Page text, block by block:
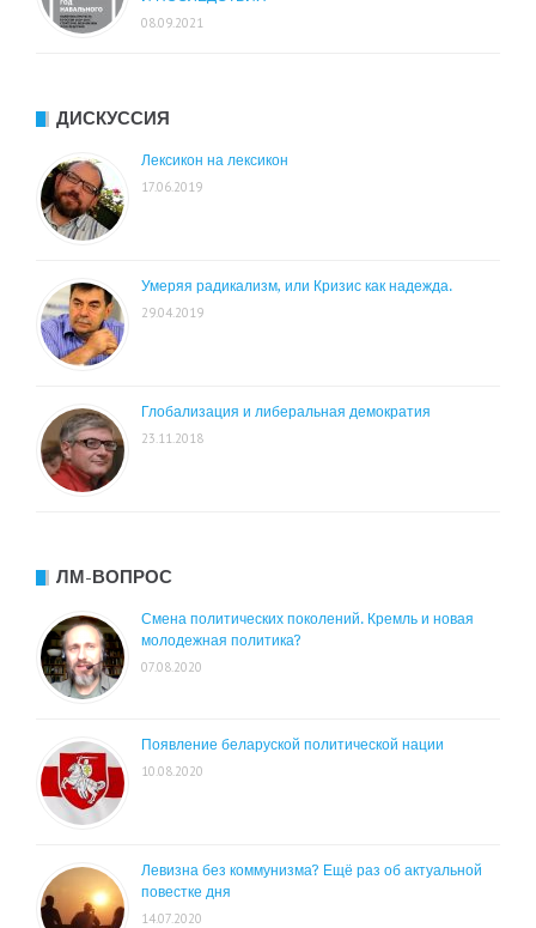
08.09.2021
ДИСКУССИЯ
Лексикон на лексикон
17.06.2019
Умеряя радикализм, или Кризис как надежда.
29.04.2019
Глобализация и либеральная демократия
23.11.2018
ЛМ-ВОПРОС
Смена политических поколений. Кремль и новая
молодежная политика?
07.08.2020
Появление беларуской политической нации
10.08.2020
Левизна без коммунизма? Ещё раз об актуальной
повестке дня
14.07.2020